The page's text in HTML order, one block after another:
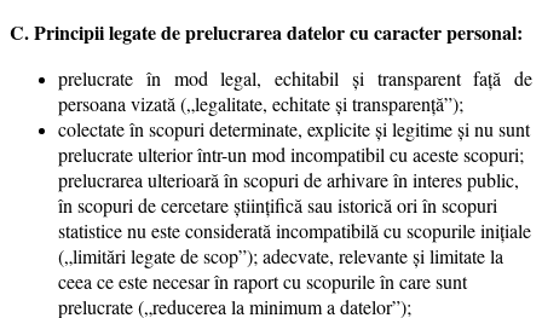
C. Principii legate de prelucrarea datelor cu caracter personal:
prelucrate în mod legal, echitabil şi transparent faţă de
persoana vizată („legalitate, echitate şi transparenţă”);
colectate în scopuri determinate, explicite şi legitime şi nu sunt
prelucrate ulterior într-un mod incompatibil cu aceste scopuri;
prelucrarea ulterioară în scopuri de arhivare în interes public,
în scopuri de cercetare ştiinţifică sau istorică ori în scopuri
statistice nu este considerată incompatibilă cu scopurile iniţiale
(„limitări legate de scop”); adecvate, relevante şi limitate la
ceea ce este necesar în raport cu scopurile în care sunt
prelucrate („reducerea la minimum a datelor”);